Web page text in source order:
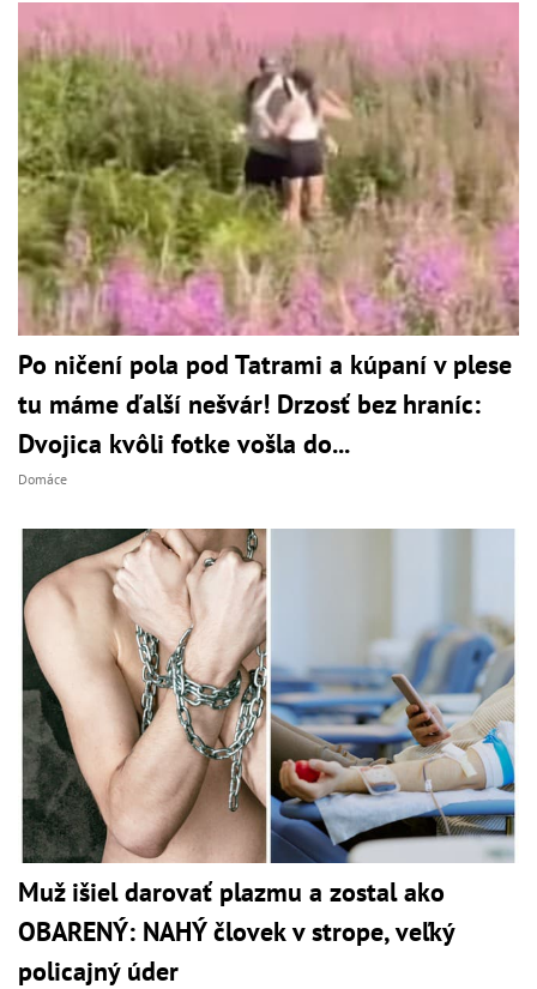
Po ničení pola pod Tatrami a kúpaní v plese
tu máme ďalší nešvár! Drzosť bez hraníc:
Dvojica kvôli fotke vošla do...
Domáce
Muž išiel darovať plazmu a zostal ako
OBARENÝ: NAHÝ človek v strope, veľký
policajný úder